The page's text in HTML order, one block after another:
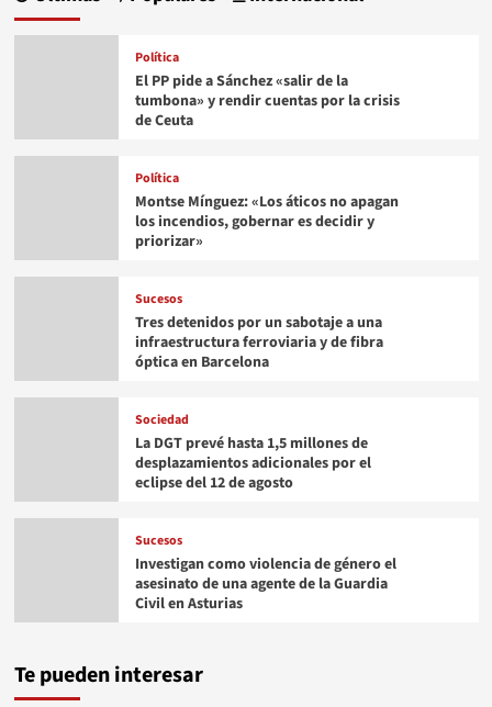
Política
El PP pide a Sánchez «salir de la
tumbona» y rendir cuentas por la crisis
de Ceuta
Política
Montse Mínguez: «Los áticos no apagan
los incendios, gobernar es decidir y
priorizar»
Sucesos
Tres detenidos por un sabotaje a una
infraestructura ferroviaria y de fibra
óptica en Barcelona
Sociedad
La DGT prevé hasta 1,5 millones de
desplazamientos adicionales por el
eclipse del 12 de agosto
Sucesos
Investigan como violencia de género el
asesinato de una agente de la Guardia
Civil en Asturias
Te pueden interesar